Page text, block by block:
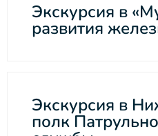
Экскурсия в
развития
Экскурсия в
полк